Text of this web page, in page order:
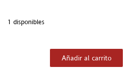
1 disponibles
Añadir al carrito